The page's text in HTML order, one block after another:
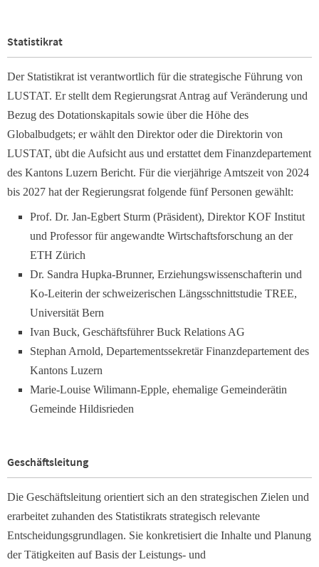
Statistikrat
Der Statistikrat ist verantwortlich für die strategische Führung von
LUSTAT. Er stellt dem Regierungsrat Antrag auf Veränderung und
Bezug des Dotationskapitals sowie über die Höhe des
Globalbudgets; er wählt den Direktor oder die Direktorin von
LUSTAT, übt die Aufsicht aus und erstattet dem Finanzdepartement
des Kantons Luzern Bericht. Für die vierjährige Amtszeit von 2024
bis 2027 hat der Regierungsrat folgende fünf Personen gewählt:
Prof. Dr. Jan-Egbert Sturm (Präsident), Direktor KOF Institut
und Professor für angewandte Wirtschaftsforschung an der
ETH Zürich
Dr. Sandra Hupka-Brunner, Erziehungswissenschafterin und
Ko-Leiterin der schweizerischen Längsschnittstudie TREE,
Universität Bern
Ivan Buck, Geschäftsführer Buck Relations AG
Stephan Arnold, Departementssekretär Finanzdepartement des
Kantons Luzern
Marie-Louise Wilimann-Epple, ehemalige Gemeinderätin
Gemeinde Hildisrieden
Geschäftsleitung
Die Geschäftsleitung orientiert sich an den strategischen Zielen und
erarbeitet zuhanden des Statistikrats strategisch relevante
Entscheidungsgrundlagen. Sie konkretisiert die Inhalte und Planung
der Tätigkeiten auf Basis der Leistungs- und